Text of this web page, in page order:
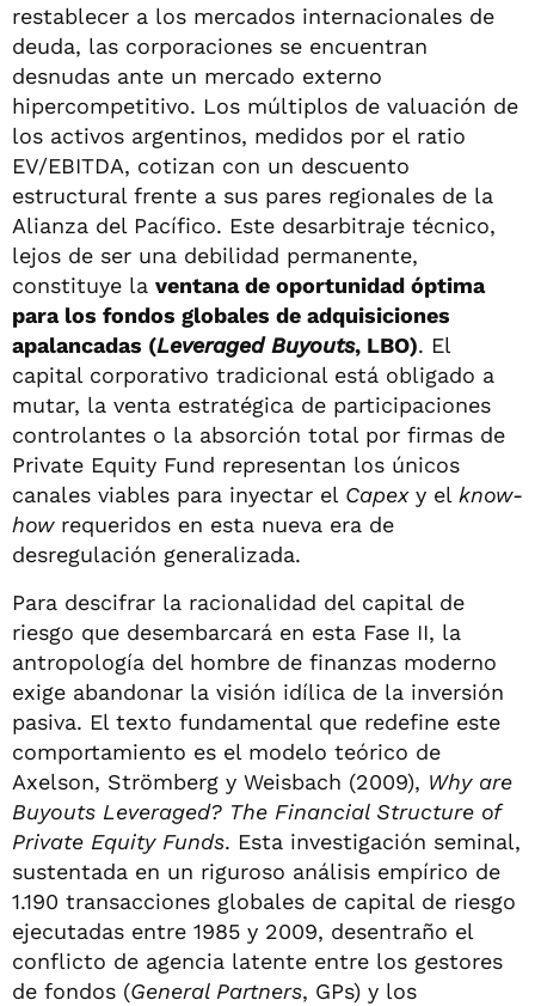
restablecer a los mercados internacionales de
deuda, las corporaciones se encuentran
desnudas ante un mercado externo
hipercompetitivo. Los múltiplos de valuación de
los activos argentinos, medidos por el ratio
EV/EBITDA, cotizan con un descuento
estructural frente a sus pares regionales de la
Alianza del Pacífico. Este desarbitraje técnico,
lejos de ser una debilidad permanente,
constituye la ventana de oportunidad óptima
para los fondos globales de adquisiciones
apalancadas (Leveraged Buyouts, LBO). El
capital corporativo tradicional está obligado a
mutar, la venta estratégica de participaciones
controlantes o la absorción total por firmas de
Private Equity Fund representan los únicos
canales viables para inyectar el Capexy el know-
howrequeridos en esta nueva era de
desregulación generalizada.
Para descifrar la racionalidad del capital de
riesgo que desembarcará en esta Fase II, la
antropología del hombre de finanzas moderno
exige abandonar la visión idílica de la inversión
pasiva. El texto fundamental que redefine este
comportamiento es el modelo teórico de
Axelson, Strömberg y Weisbach (2009), Why are
Buyouts Leveraged? The Financial Structure of
Private Equity Funds. Esta investigación seminal,
sustentada en un riguroso análisis empírico de
1.190 transacciones globales de capital de riesgo
ejecutadas entre 1985 y 2009, desentraño el
conflicto de agencia latente entre los gestores
de fondos (General Partners, GPs) y los